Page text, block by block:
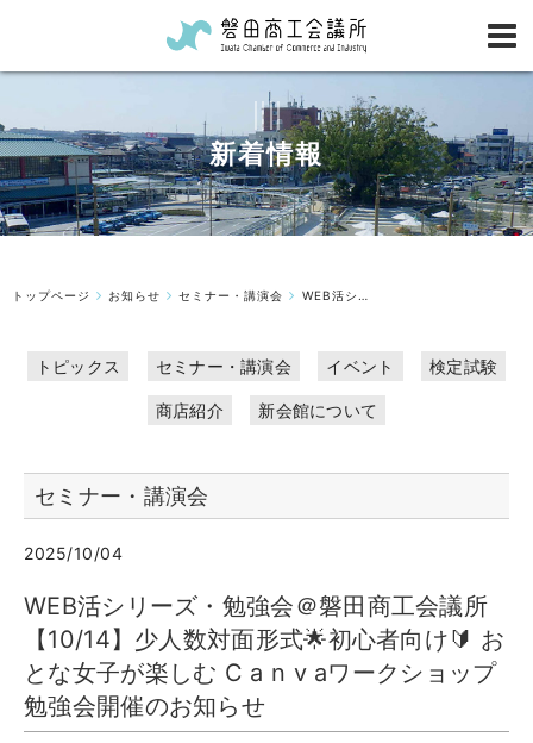
新着情報
トップページ お知らせ セミナー・講演会 WEB活シリーズ・勉強会＠磐田商工会議所【10/14】少人数対面形式🌟初心...
トピックス セミナー・講演会 イベント 検定試験
商店紹介 新会館について
セミナー・講演会
2025/10/04
WEB活シリーズ・勉強会＠磐田商工会議所
【10/14】少人数対面形式🌟初心者向け🔰 お
とな女子が楽しむ C a n v aワークショップ
勉強会開催のお知らせ